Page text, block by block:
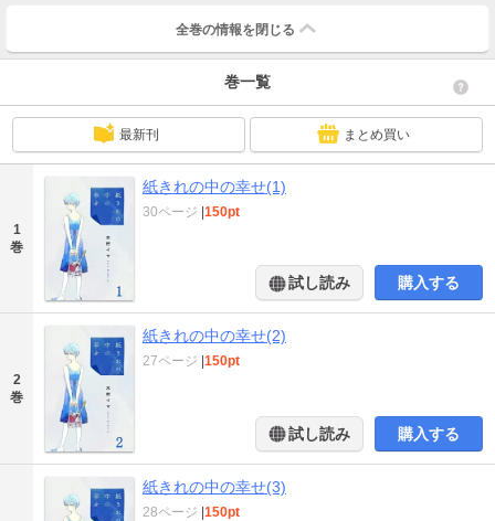
全巻の情報を 閉じる
巻一覧
最新刊 まとめ買い
1
巻
紙きれの中の幸せ(1)
30ページ 150pt
試し読み 購入する
2
巻
紙きれの中の幸せ(2)
27ページ 150pt
試し読み 購入する
紙きれの中の幸せ(3)
28ページ 150pt